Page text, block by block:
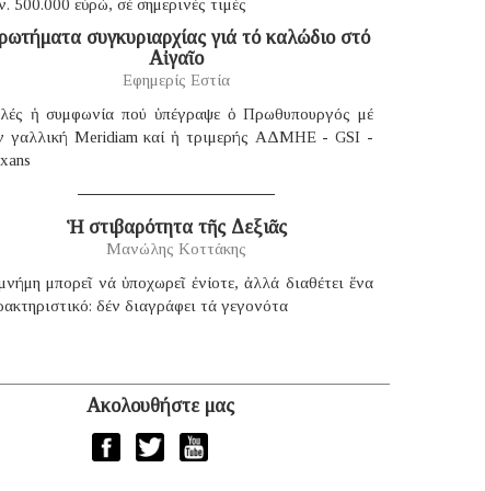
500.000 εὐρώ, σέ σημερινές τιμές
συγκυριαρχίας γιά τό καλώδιο στό
Αἰγαῖο
Εφημερίς Εστία
ἡ συμφωνία πού ὑπέγραψε ὁ Πρωθυπουργός μέ
γαλλική Μeridiam καί ἡ τριμερής ΑΔΜΗΕ - GSI -
Ἡ στιβαρότητα τῆς Δεξιᾶς
Μανώλης Κοττάκης
μπορεῖ νά ὑποχωρεῖ ἐνίοτε, ἀλλά διαθέτει ἕνα
δέν διαγράφει τά γεγονότα
Ακολουθήστε μας